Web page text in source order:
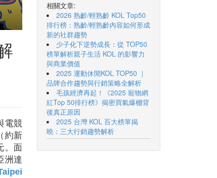
電競
約新
。面
洲達
相關文章:
2026 熟齡/輕熟齡 KOL Top50
排行榜：熟齡/輕熟齡內容如何形成
新的社群趨勢
少子化下逆勢成長：從 TOP50
榜單解析親子生活 KOL 的影響力
與商業價值
2025 運動休閒KOL TOP50 ｜
品牌合作趨勢與行銷策略全解析
毛孩經濟再起！《2025 寵物網
紅Top 50排行榜》揭密買氣爆棚背
後真正原因
2025 台灣 KOL 百大榜單揭
曉：三大行銷趨勢解析